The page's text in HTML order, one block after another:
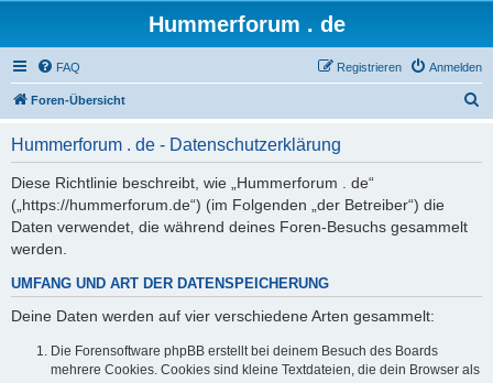
Hummerforum . de
FAQ Anmelden
Registrieren
Foren-Übersicht
Hummerforum . de - Datenschutzerklärung
Diese Richtlinie beschreibt, wie „Hummerforum . de“
(„https://hummerforum.de“) (im Folgenden „der Betreiber“) die
Daten verwendet, die während deines Foren-Besuchs gesammelt
werden.
UMFANG UND ART DER DATENSPEICHERUNG
Deine Daten werden auf vier verschiedene Arten gesammelt:
Die Forensoftware phpBB erstellt bei deinem Besuch des Boards
mehrere Cookies. Cookies sind kleine Textdateien, die dein Browser als